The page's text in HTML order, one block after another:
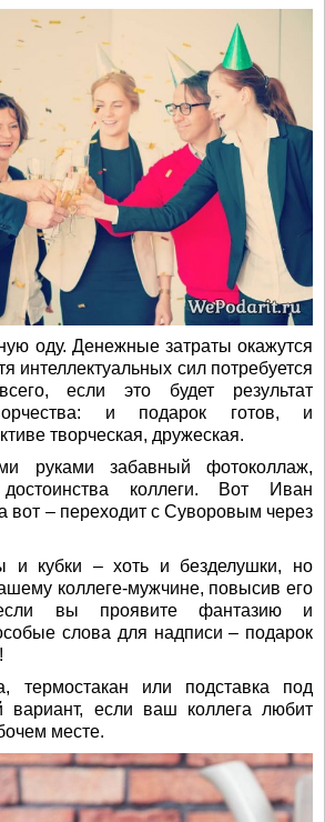
оду. Денежные затраты окажутся
интеллектуальных сил потребуется
если это будет результат
и подарок готов, и
творческая, дружеская.
руками забавный фотоколлаж,
коллеги. Вот Иван
вот – переходит с Суворовым через
и кубки – хоть и безделушки, но
коллеге-мужчине, повысив его
вы проявите фантазию и
слова для надписи – подарок
термостакан или подставка под
вариант, если ваш коллега любит
месте.